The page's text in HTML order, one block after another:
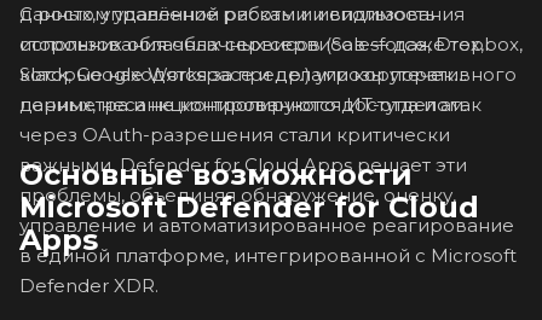
данных, управление рисками и видимость
использования облачных сервисов — даже тех,
которые находятся за пределами корпоративного
периметра и не контролируются ИТ-отделом.
С ростом удалённой работы и использования
сторонних облачных сервисов (Salesforce, Dropbox,
Slack, Google Workspace и др.) угрозы утечек
данных, несанкционированного доступа и атак
через OAuth-разрешения стали критически
важными. Defender for Cloud Apps решает эти
проблемы, объединяя обнаружение, оценку,
управление и автоматизированное реагирование
в единой платформе, интегрированной с Microsoft
Defender XDR.
Основные возможности
Microsoft Defender for Cloud
Apps